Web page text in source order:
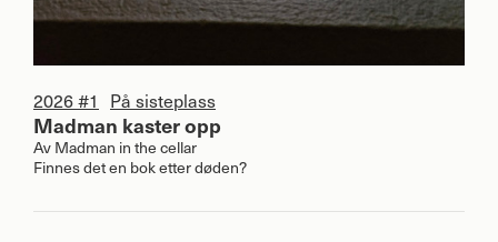
2026 #1 På sisteplass
Madman kaster opp
AvMadman in the cellar
Finnes det en bok etter døden?